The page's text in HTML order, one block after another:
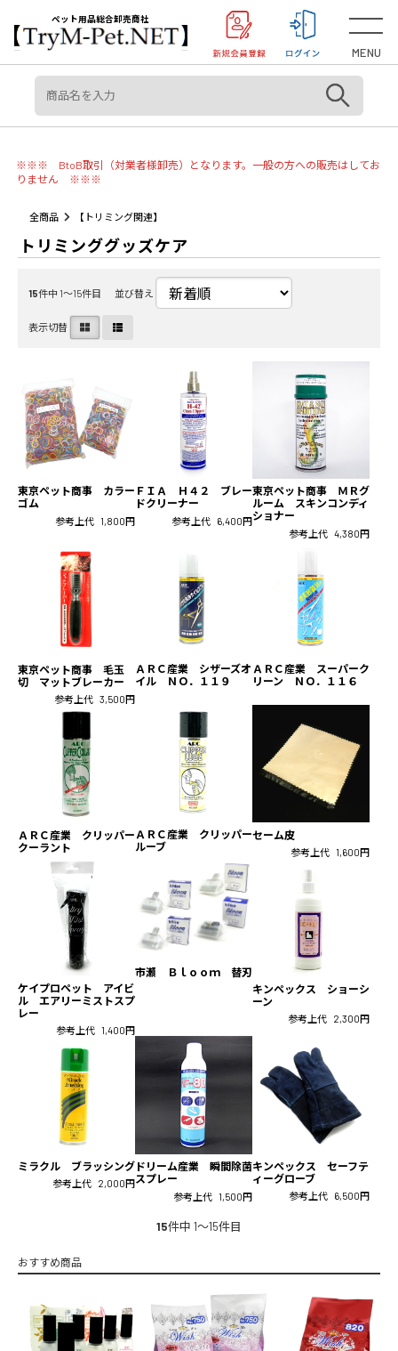
＜重要＞【オリジン】【アカナ】販売元変更のご案内
ペット用品総合卸売商社
MENU
※※※ BtoB取引（対業者様卸売）となります。一般の方への販売はしてお
りません ※※※
全商品 【トリミング関連】
トリミンググッズケア
15件中 1〜15件目 並び替え
表示切替
東京ペット商事 カラー
ゴム
参考上代 1,800円
ＦＩＡ Ｈ４２ ブレー
ドクリーナー
参考上代 6,400円
東京ペット商事 ＭＲグ
ルーム スキンコンディ
ショナー
参考上代 4,380円
東京ペット商事 毛玉
切 マットブレーカー
参考上代 3,500円
ＡＲＣ産業 シザーズオ
イル ＮＯ．１１９
ＡＲＣ産業 スーパーク
リーン ＮＯ．１１６
ＡＲＣ産業 クリッパー
クーラント
ＡＲＣ産業 クリッパー
ルーブ
セーム皮
参考上代 1,600円
ケイプロペット アイビ
ル エアリーミストスプ
レー
参考上代 1,400円
市瀬 Ｂｌｏｏｍ 替刃
キンペックス ショーシ
ーン
参考上代 2,300円
ミラクル ブラッシング
参考上代 2,000円
ドリーム産業 瞬間除菌
スプレー
参考上代 1,500円
キンペックス セーフテ
ィーグローブ
参考上代 6,500円
15件中 1〜15件目
おすすめ商品